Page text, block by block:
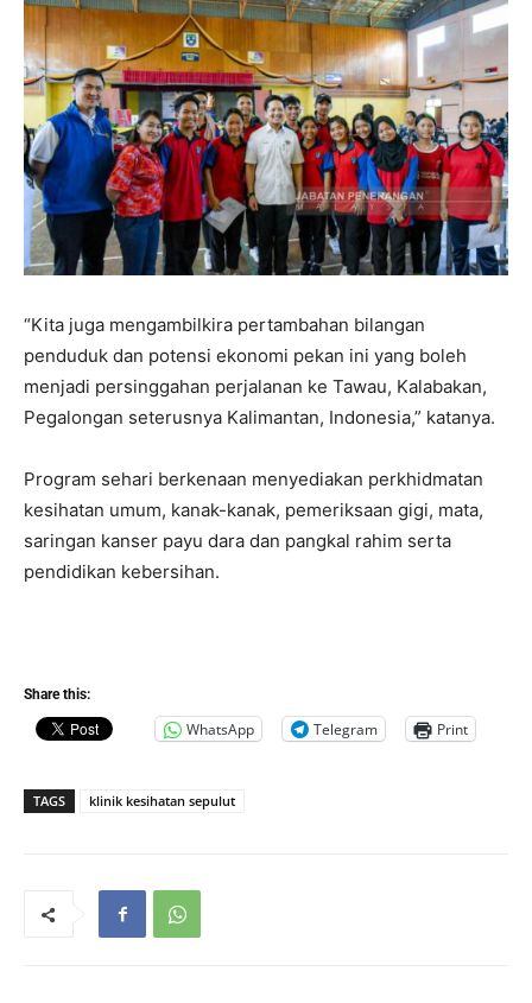
“Kita juga mengambilkira pertambahan bilangan
penduduk dan potensi ekonomi pekan ini yang boleh
menjadi persinggahan perjalanan ke Tawau, Kalabakan,
Pegalongan seterusnya Kalimantan, Indonesia,” katanya.
Program sehari berkenaan menyediakan perkhidmatan
kesihatan umum, kanak-kanak, pemeriksaan gigi, mata,
saringan kanser payu dara dan pangkal rahim serta
pendidikan kebersihan.
Share this:
WhatsApp Telegram Print
TAGS klinik kesihatan sepulut